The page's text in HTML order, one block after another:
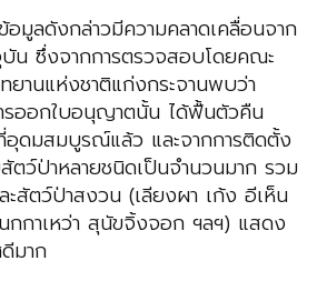
มูลดังกล่าวมีความคลาดเคลื่อนจาก
น ซึ่งจากการตรวจสอบโดยคณะ
ยานแห่งชาติแก่งกระจานพบว่า
ออกใบอนุญาตนั้น ได้ฟื้นตัวคืน
ดมสมบูรณ์แล้ว และจากการติดตั้ง
ว์ป่าหลายชนิดเป็นจำนวนมาก รวม
สัตว์ป่าสงวน (เลียงผา เก้ง อีเห็น
กกาเหว่า สุนัขจิ้งจอก ฯลฯ) แสดง
มาก